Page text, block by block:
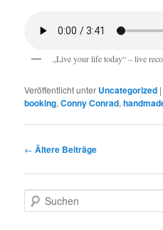
„Live your life today“ – live
Veröffentlicht unter Uncategorized
booking,Conny Conrad,
Beitrags-
← Ältere Beiträge
u